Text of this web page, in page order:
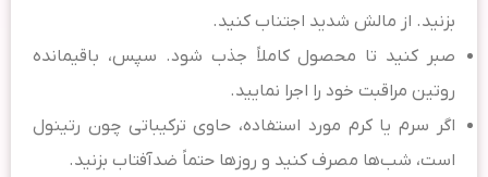
بزنید. از مالش شدید اجتناب کنید.
صبر کنید تا محصول کاملاً جذب شود. سپس، باقیمانده
روتین مراقبت خود را اجرا نمایید.
اگر سرم یا کرم مورد استفاده، حاوی ترکیباتی چون رتینول
است، شب‌ها مصرف کنید و روزها حتماً ضدآفتاب بزنید.